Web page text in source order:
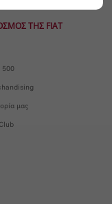
ΤΗΣ FIAT
500
μας